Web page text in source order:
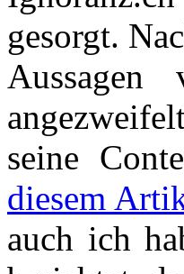
gesorgt.
seine
diesem
auch ich